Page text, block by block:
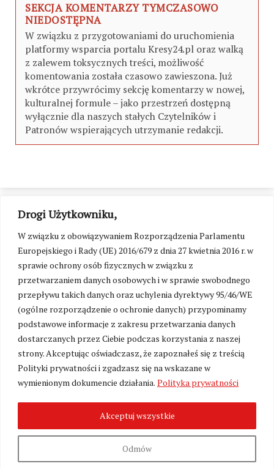
Drogi Użytkowniku,
W związku z obowiązywaniem Rozporządzenia Parlamentu
Europejskiego i Rady (UE) 2016/679 z dnia 27 kwietnia 2016 r. w
sprawie ochrony osób fizycznych w związku z
przetwarzaniem danych osobowych i w sprawie swobodnego
przepływu takich danych oraz uchylenia dyrektywy 95/46/WE
(ogólne rozporządzenie o ochronie danych) przypominamy
podstawowe informacje z zakresu przetwarzania danych
dostarczanych przez Ciebie podczas korzystania z naszej
strony. Akceptując oświadczasz, że zapoznałeś się z treścią
Polityki prywatności i zgadzasz się na wskazane w
wymienionym dokumencie działania. Polityka prywatności
Odmów
Akceptuj wszystkie
SEKCJA KOMENTARZY TYMCZASOWO
NIEDOSTĘPNA
W związku z przygotowaniami do uruchomienia
platformy wsparcia portalu Kresy24.pl oraz walką
z zalewem toksycznych treści, możliwość
komentowania została czasowo zawieszona. Już
wkrótce przywrócimy sekcję komentarzy w nowej,
kulturalnej formule – jako przestrzeń dostępną
wyłącznie dla naszych stałych Czytelników i
Patronów wspierających utrzymanie redakcji.
Zmień ustawienia cookies
2026. Wszelkie Prawa Zastrzeżone.
Polityka prywatności
Fundacja Wolność i Demokracja